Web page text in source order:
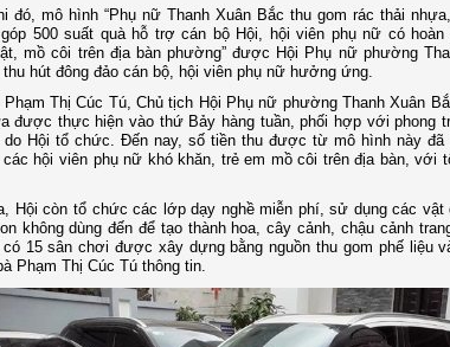
đó, mô hình “Phụ nữ Thanh Xuân Bắc thu gom rác thải
500 suất quà hỗ trợ cán bộ Hội, hội viên phụ nữ có hoàn
mồ côi trên địa bàn phường” được Hội Phụ nữ phường
thu hút đông đảo cán bộ, hội viên phụ nữ hưởng ứng.
Phạm Thị Cúc Tú, Chủ tịch Hội Phụ nữ phường Thanh Xuân
được thực hiện vào thứ Bảy hàng tuần, phối hợp với phong
do Hội tổ chức. Đến nay, số tiền thu được từ mô hình này đã
các hội viên phụ nữ khó khăn, trẻ em mồ côi trên địa bàn, với
Hội còn tổ chức các lớp dạy nghề miễn phí, sử dụng các
không dùng đến để tạo thành hoa, cây cảnh, chậu cảnh
15 sân chơi được xây dựng bằng nguồn thu gom phế liệu
Phạm Thị Cúc Tú thông tin.